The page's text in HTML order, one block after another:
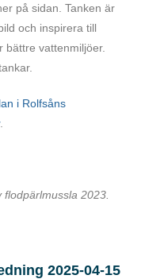
på sidan. Tanken är
och inspirera till
bättre vattenmiljöer.
i Rolfsåns
.
2023.
2025-04-15